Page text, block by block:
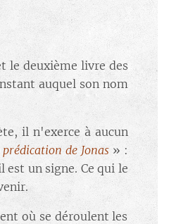
le deuxième livre des
auquel son nom
il n'exerce à aucun
de Jonas» :
est un signe. Ce qui le
où se déroulent les